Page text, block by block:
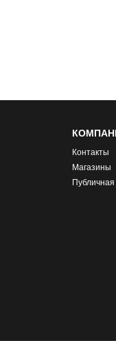
Контакты
Магазины